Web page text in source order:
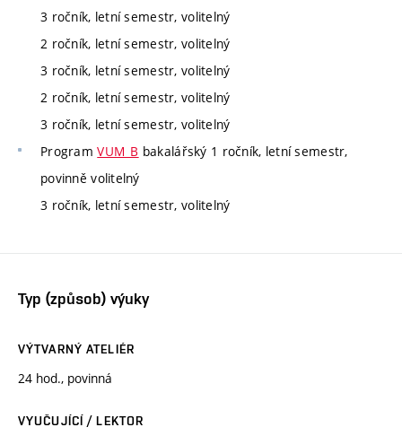
3 ročník, letní semestr, volitelný
2 ročník, letní semestr, volitelný
3 ročník, letní semestr, volitelný
2 ročník, letní semestr, volitelný
3 ročník, letní semestr, volitelný
ProgramVUM_B bakalářský 1 ročník, letní semestr,
povinně volitelný
3 ročník, letní semestr, volitelný
Typ (způsob) výuky
VÝTVARNÝ ATELIÉR
24 hod., povinná
VYUČUJÍCÍ / LEKTOR